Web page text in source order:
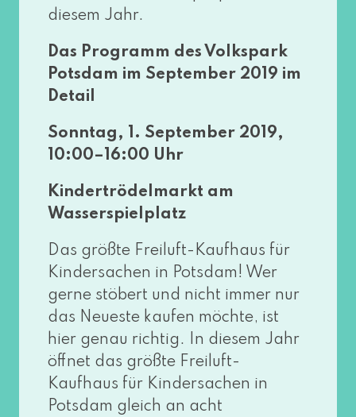
die­sem Jahr.
Das Programm des Volkspark
Potsdam im September 2019 im
Detail
Sonntag, 1. September 2019,
10:00–16:00 Uhr
Kindertrödelmarkt am
Wasserspielplatz
Das größ­te Freiluft-Kaufhaus für
Kindersachen in Potsdam! Wer
ger­ne stö­bert und nicht immer nur
das Neueste kau­fen möch­te, ist
hier genau rich­tig. In die­sem Jahr
öff­net das größ­te Freiluft-
Kaufhaus für Kindersachen in
Potsdam gleich an acht